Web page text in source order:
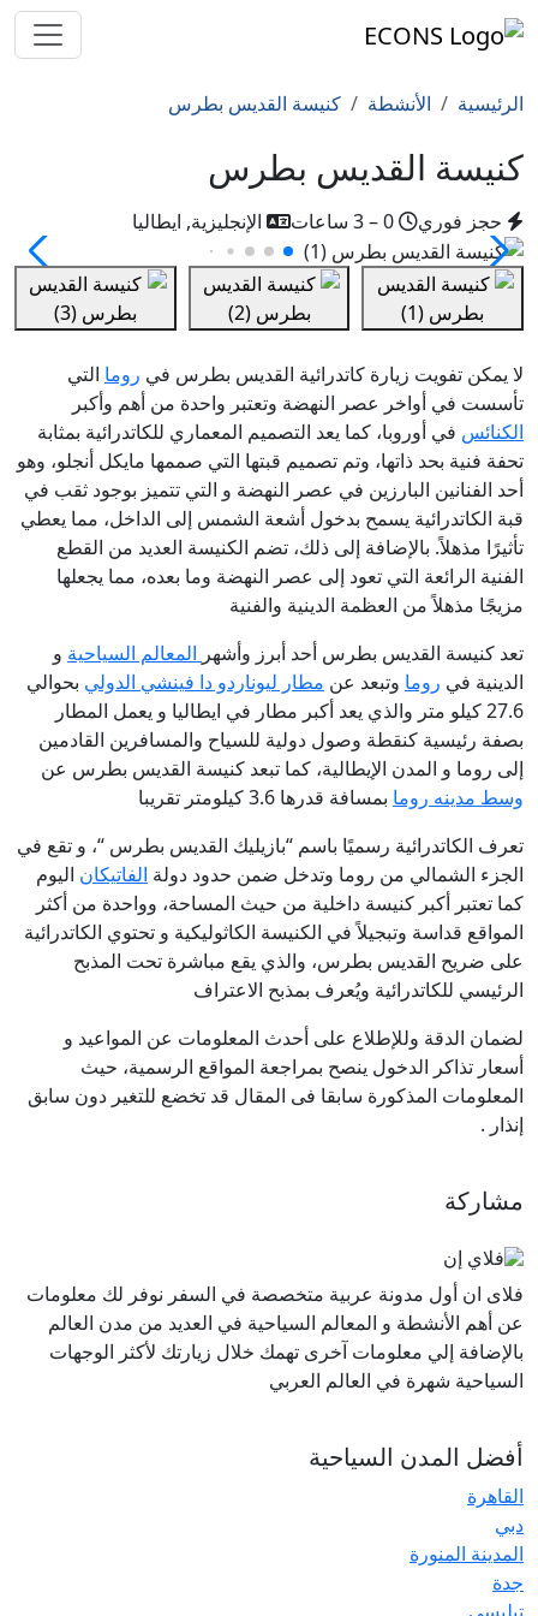
الرئيسية الأنشطة كنيسة القديس بطرس
كنيسة القديس بطرس
حجز فوري الإنجليزية, ايطاليا
لا يمكن تفويت زيارة كاتدرائية القديس بطرس في روما التي
تأسست في أواخر عصر النهضة وتعتبر واحدة من أهم وأكبر
الكنائس في أوروبا، كما يعد التصميم المعماري للكاتدرائية بمثابة
تحفة فنية بحد ذاتها، وتم تصميم قبتها التي صممها مايكل أنجلو، وهو
أحد الفنانين البارزين في عصر النهضة و التي تتميز بوجود ثقب في
قبة الكاتدرائية يسمح بدخول أشعة الشمس إلى الداخل، مما يعطي
تأثيرًا مذهلاً. بالإضافة إلى ذلك، تضم الكنيسة العديد من القطع
الفنية الرائعة التي تعود إلى عصر النهضة وما بعده، مما يجعلها
مزيجًا مذهلاً من العظمة الدينية والفنية
تعد كنيسة القديس بطرس أحد أبرز وأشهر المعالم السياحية و
الدينية في روما وتبعد عن مطار ليوناردو دا فينشي الدولي بحوالي
27.6 كيلو متر والذي يعد أكبر مطار في ايطاليا و يعمل المطار
بصفة رئيسية كنقطة وصول دولية للسياح والمسافرين القادمين
إلى روما و المدن الإيطالية، كما تبعد كنيسة القديس بطرس عن
وسط مدينه روما بمسافة قدرها 3.6 كيلومتر تقريبا
تعرف الكاتدرائية رسميًا باسم “بازيليك القديس بطرس “، و تقع في
الجزء الشمالي من روما وتدخل ضمن حدود دولة الفاتيكان اليوم
كما تعتبر أكبر كنيسة داخلية من حيث المساحة، وواحدة من أكثر
المواقع قداسة وتبجيلاً في الكنيسة الكاثوليكية و تحتوي الكاتدرائية
على ضريح القديس بطرس، والذي يقع مباشرة تحت المذبح
الرئيسي للكاتدرائية ويُعرف بمذبح الاعتراف
لضمان الدقة وللإطلاع على أحدث المعلومات عن المواعيد و
أسعار تذاكر الدخول ينصح بمراجعة المواقع الرسمية، حيث
المعلومات المذكورة سابقا فى المقال قد تخضع للتغير دون سابق
إنذار .
مشاركة
فلاى ان أول مدونة عربية متخصصة في السفر نوفر لك معلومات
عن أهم الأنشطة و المعالم السياحية في العديد من مدن العالم
بالإضافة إلي معلومات آخرى تهمك خلال زيارتك لأكثر الوجهات
السياحية شهرة في العالم العربي
أفضل المدن السياحية
القاهرة
دبي
المدينة المنورة
جدة
تبليسي